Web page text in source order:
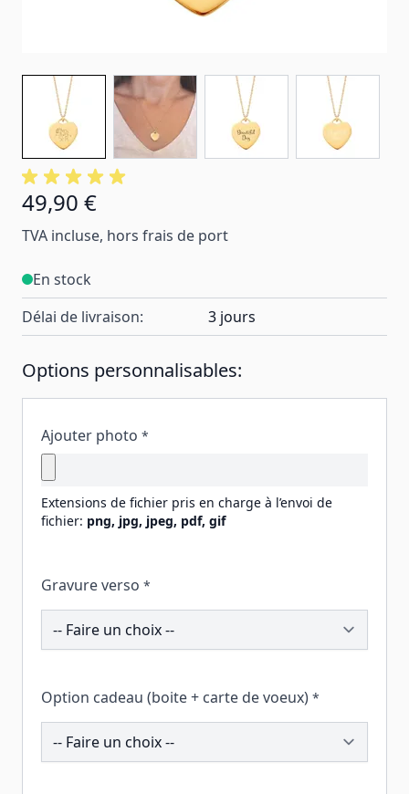
49,90 €
TVA incluse, hors frais de port
En stock
Délai de livraison:
3 jours
Options personnalisables:
Ajouter photo *
Extensions de fichier pris en charge à l’envoi de
fichier: png, jpg, jpeg, pdf, gif
Gravure verso *
206194
Option cadeau (boite + carte de voeux) *
260184